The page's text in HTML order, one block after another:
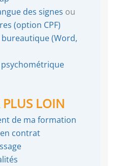
des signes ou
(option CPF)
bureautique (Word,
PLUS LOIN
de ma formation
contrat